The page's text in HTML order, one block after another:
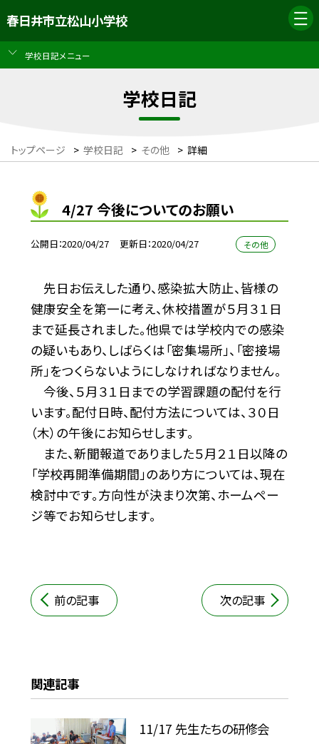
春日井市立松山小学校
学校日記メニュー
学校日記
トップページ > 学校日記 > その他 > 詳細
4/27 今後についてのお願い
公開日 2020/04/27 更新日 2020/04/27 その他
先日お伝えした通り、感染拡大防止、皆様の
健康安全を第一に考え、休校措置が５月３１日
まで延長されました。他県では学校内での感染
の疑いもあり、しばらくは「密集場所」、「密接場
所」をつくらないようにしなければなりません。
今後、５月３１日までの学習課題の配付を行
います。配付日時、配付方法については、３０日
（木）の午後にお知らせします。
また、新聞報道でありました５月２１日以降の
「学校再開準備期間」のあり方については、現在
検討中です。方向性が決まり次第、ホームペー
ジ等でお知らせします。
前の記事 次の記事
関連記事
11/17 先生たちの研修会